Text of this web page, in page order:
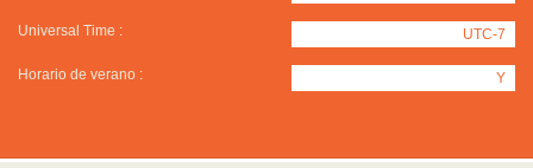
Universal Time : UTC-7
Horario de verano : Y